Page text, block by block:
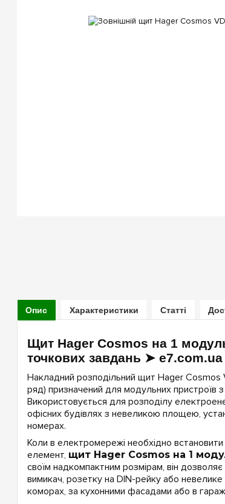
Опис Характеристики Статті
Щит Hager Cosmos на 1
точкових завдань ➤ e7.com.ua
Накладний розподільний щит Hager Cosmos
ряд) призначений для модульних
Використовується для розподілу
офісних будівлях з невеликою площею,
номерах.
Коли в електромережі необхідно
елемент, щит Hager Cosmos на 1
своїм надкомпактним розмірам, він
вимикач, розетку на DIN-рейку або
коморах, за кухонними фасадами або в